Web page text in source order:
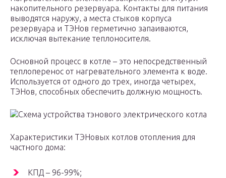
накопительного резервуара. Контакты для питания
выводятся наружу, а места стыков корпуса
резервуара и ТЭНов герметично запаиваются,
исключая вытекание теплоносителя.
Основной процесс в котле – это непосредственный
теплоперенос от нагревательного элемента к воде.
Используется от одного до трех, иногда четырех,
ТЭНов, способных обеспечить должную мощность.
Схема устройства тэнового электрического котла
Характеристики ТЭНовых котлов отопления для
частного дома:
КПД – 96-99%;